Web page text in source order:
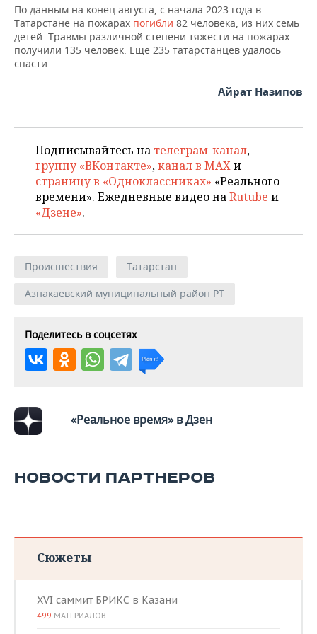
По данным на конец августа, с начала 2023 года в
Татарстане на пожарах погибли 82 человека, из них семь
детей. Травмы различной степени тяжести на пожарах
получили 135 человек. Еще 235 татарстанцев удалось
спасти.
Айрат Назипов
Подписывайтесь на телеграм-канал,
группу «ВКонтакте»,канал в MAXи
страницу в «Одноклассниках» «Реального
времени». Ежедневные видео наRutube и
«Дзене».
Происшествия
Татарстан
Азнакаевский муниципальный район РТ
Поделитесь в соцсетях
«Реальное время» в Дзен
НОВОСТИ ПАРТНЕРОВ
Сюжеты
XVI саммит БРИКС в Казани
499 МАТЕРИАЛОВ